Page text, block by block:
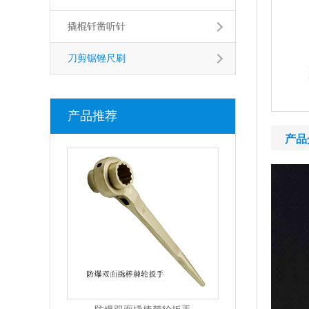
撬棍钎凿听针
刀剪锯锉尺刷
产品推荐
产